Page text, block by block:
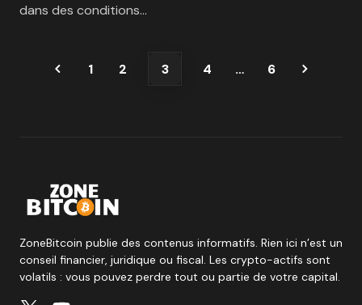
dans des conditions…
1 2 3 4 … 6
ZoneBitcoin publie des contenus informatifs. Rien ici n’est un
conseil financier, juridique ou fiscal. Les crypto-actifs sont
volatils : vous pouvez perdre tout ou partie de votre capital.